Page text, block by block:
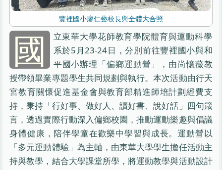
豐裡國小廖仁藝校長與全體大合照
國
立東華大學花師教育學院體育與運動科學
系於5月23-24日，分別前往豐裡國小與和
平國小辦理「偏鄉運動營」，由尚憶薇教
授帶領畢業專題學生共同規劃與執行。本次活動由行天
宮教育關懷促進基金會與教育部精進師培計劃經費支
持，秉持「行好事、做好人、讀好書、說好話」四句箴
言，透過實際行動深入偏鄉校園，推動運動樂趣與倡議
身體健康，陪伴學童在歡樂中學習與成長。運動營以
「多元運動體驗」為主軸，由東華大學學生擔任活動主
持與教學，結合大學課堂所學，將運動教學與活動設計